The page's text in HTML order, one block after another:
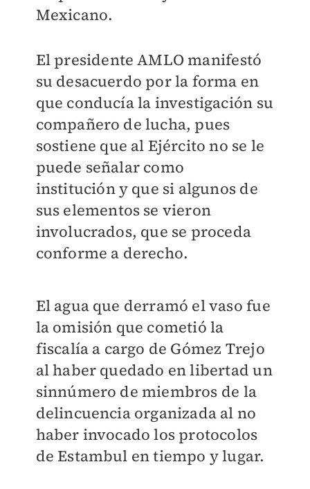
Mexicano.
El presidente AMLO manifestó
su desacuerdo por la forma en
que conducía la investigación su
compañero de lucha, pues
sostiene que al Ejército no se le
puede señalar como
institución y que si algunos de
sus elementos se vieron
involucrados, que se proceda
conforme a derecho.
El agua que derramó el vaso fue
la omisión que cometió la
fiscalía a cargo de Gómez Trejo
al haber quedado en libertad un
sinnúmero de miembros de la
delincuencia organizada al no
haber invocado los protocolos
de Estambul en tiempo y lugar.